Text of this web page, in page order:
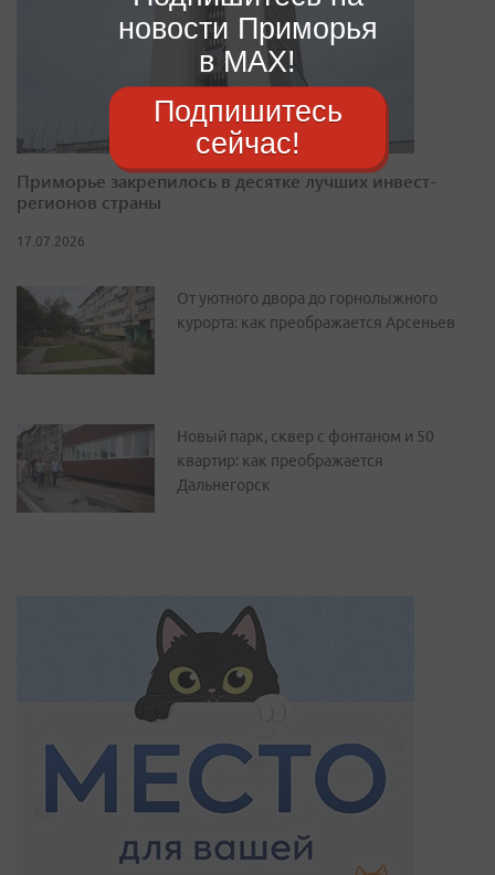
Приморье закрепилось в десятке лучших инвест-
регионов страны
17.07.2026
От уютного двора до горнолыжного
курорта: как преображается Арсеньев
Новый парк, сквер с фонтаном и 50
квартир: как преображается
Дальнегорск
новости Приморья
в MAX!
Подпишитесь
сейчас!